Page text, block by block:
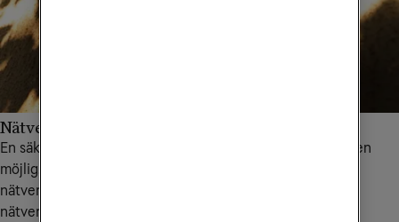
Nätverket som framgångsfaktor
En säker, stabil uppkoppling är det som gör digitaliseringen
möjlig. Med Tele2 Företags skalbara och framtidssäkra
nätverkstjänster kan du utveckla verksamheten och låta
nätverket skapa möjligheter för ditt företag.